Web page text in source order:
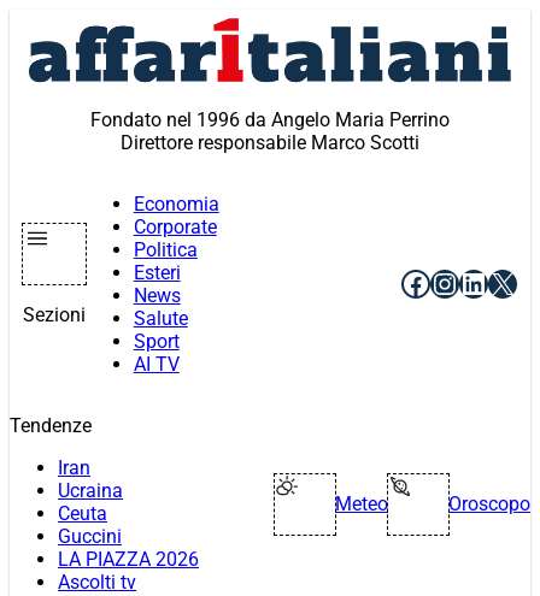
contenuto
Fondato nel 1996 da Angelo Maria Perrino
Direttore responsabile Marco Scotti
Sezioni
Economia
Corporate
Politica
Esteri
News
Salute
Sport
AI TV
Facebook
X
Tendenze
Iran
Ucraina
Ceuta
Guccini
LA PIAZZA 2026
Ascolti tv
Meteo Oroscopo